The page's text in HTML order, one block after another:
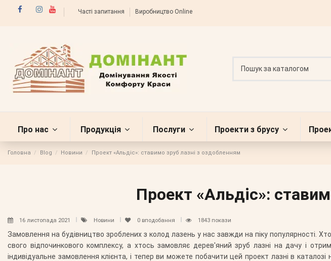
Часті запитання Виробництво Online
Про нас Продукція Послуги Проекти з брусу
Головна Blog Новини Проект «Альдіс»: ставимо зруб лазні з оздобленням
Проект «Альдіс»:
16 листопада 2021 Новини 0 вподобання 1843 покази
Замовлення на будівництво зроблених з колод лазень у нас завжди на піку популярності.
свого відпочинкового комплексу, а хтось замовляє дерев'яний зруб лазні на дачу і
індивідуальне замовлення клієнта, і тепер ви можете побачити цей проект лазні в